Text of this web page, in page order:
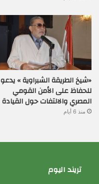
«شيخ الطريقة الشبراوية » يدعو
للحفاظ على الأمن القومي
المصري والالتفات حول القيادة
منذ 6 أيام
تريند اليوم